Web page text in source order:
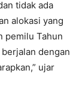
tidak ada
alokasi yang
pemilu Tahun
dengan
ujar